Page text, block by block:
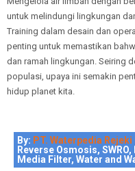
untuk melindungi lingkungan
Training dalam desain dan
penting untuk memastikan
dan ramah lingkungan. Seiring
populasi, upaya ini semakin
hidup planet kita.
By: PT. Waterpedia
Reverse Osmosis,
Media Filter, Water and